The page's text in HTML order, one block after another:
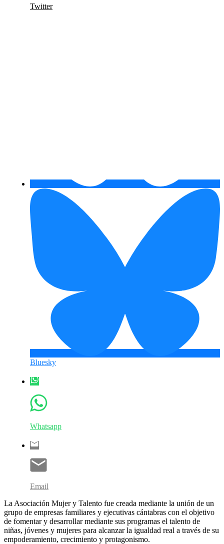
Twitter
Bluesky
Whatsapp
Email
La Asociación Mujer y Talento fue creada mediante la unión de un
grupo de empresas familiares y ejecutivas cántabras con el objetivo
de fomentar y desarrollar mediante sus programas el talento de
niñas, jóvenes y mujeres para alcanzar la igualdad real a través de su
empoderamiento, crecimiento y protagonismo.